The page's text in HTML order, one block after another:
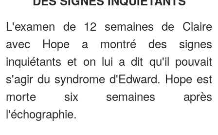
L'examen de 12 semaines de Claire
avec Hope a montré des signes
inquiétants et on lui a dit qu'il pouvait
s'agir du syndrome d'Edward. Hope est
morte six semaines après
l'échographie.